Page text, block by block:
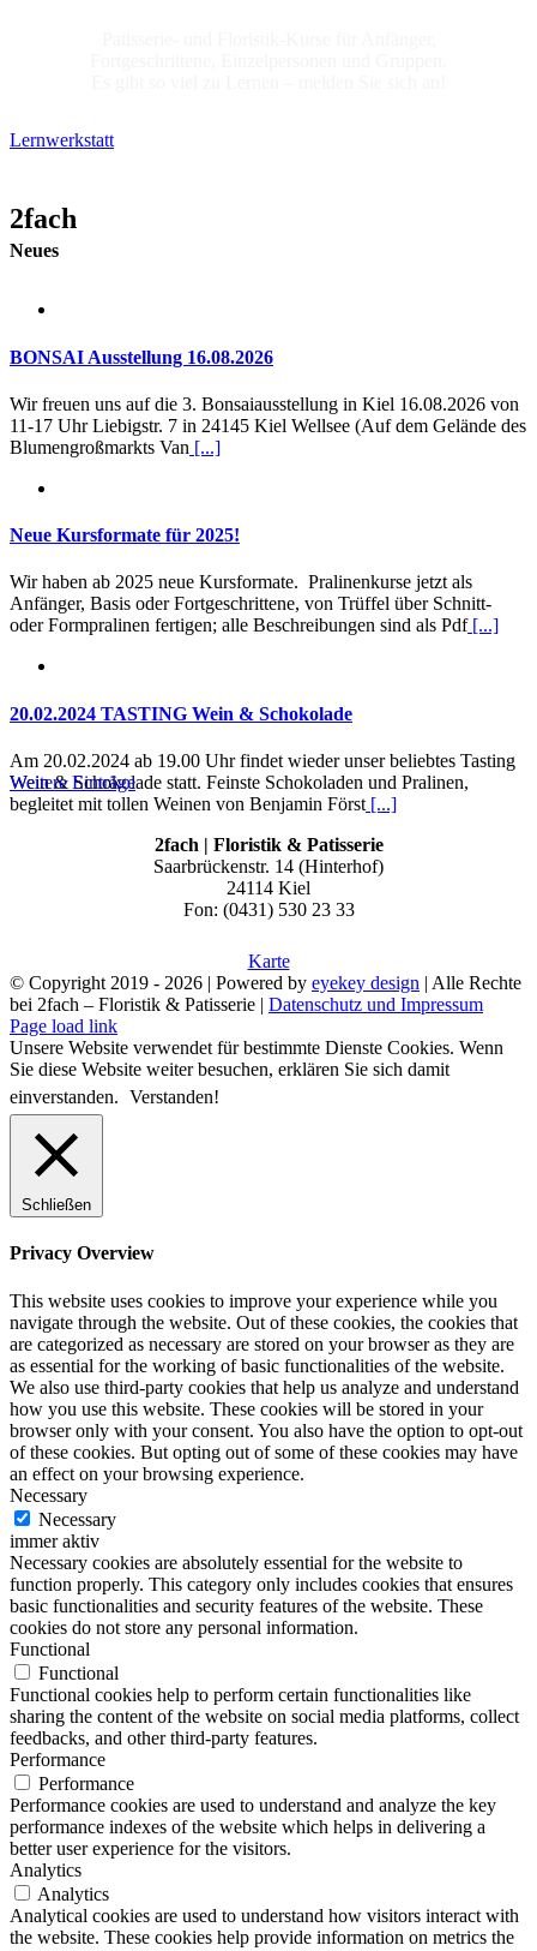
Lernwerkstatt
2fach
Neues
BONSAI Ausstellung 16.08.2026
Wir freuen uns auf die 3. Bonsaiausstellung in Kiel 16.08.2026 von
11-17 Uhr Liebigstr. 7 in 24145 Kiel Wellsee (Auf dem Gelände des
Blumengroßmarkts Van [...]
Neue Kursformate für 2025!
Wir haben ab 2025 neue Kursformate. Pralinenkurse jetzt als
Anfänger, Basis oder Fortgeschrittene, von Trüffel über Schnitt-
oder Formpralinen fertigen; alle Beschreibungen sind als Pdf[...]
20.02.2024 TASTING Wein & Schokolade
Am 20.02.2024 ab 19.00 Uhr findet wieder unser beliebtes Tasting
Wein & Schokolade statt. Feinste Schokoladen und Pralinen,
begleitet mit tollen Weinen von Benjamin Först [...]
Weitere Einträge
2fach | Floristik & Patisserie
Saarbrückenstr. 14 (Hinterhof)
24114 Kiel
Fon: (0431) 530 23 33
Karte
© Copyright 2019 - 2026 | Powered by eyekey design | Alle Rechte
bei 2fach – Floristik & Patisserie | Datenschutz und Impressum
Page load link
Unsere Website verwendet für bestimmte Dienste Cookies. Wenn
Sie diese Website weiter besuchen, erklären Sie sich damit
einverstanden. Verstanden!
Schließen
Privacy Overview
This website uses cookies to improve your experience while you
navigate through the website. Out of these cookies, the cookies that
are categorized as necessary are stored on your browser as they are
as essential for the working of basic functionalities of the website.
We also use third-party cookies that help us analyze and understand
how you use this website. These cookies will be stored in your
browser only with your consent. You also have the option to opt-out
of these cookies. But opting out of some of these cookies may have
an effect on your browsing experience.
Necessary
Necessary
immer aktiv
Necessary cookies are absolutely essential for the website to
function properly. This category only includes cookies that ensures
basic functionalities and security features of the website. These
cookies do not store any personal information.
Functional
Functional
Functional cookies help to perform certain functionalities like
sharing the content of the website on social media platforms, collect
feedbacks, and other third-party features.
Performance
Performance
Performance cookies are used to understand and analyze the key
performance indexes of the website which helps in delivering a
better user experience for the visitors.
Analytics
Analytics
Analytical cookies are used to understand how visitors interact with
the website. These cookies help provide information on metrics the